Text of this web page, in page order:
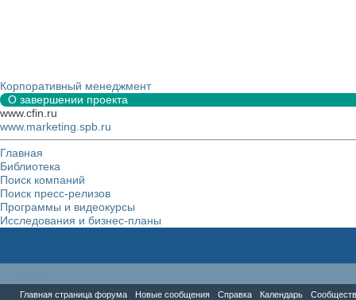
Корпоративный менеджмент
О завершении проекта
www.cfin.ru
www.marketing.spb.ru
Главная
Библиотека
Поиск компаний
Поиск пресс-релизов
Программы и видеокурсы
Исследования и бизнес-планы
Главная страница форума Новые сообщения Справка Календарь